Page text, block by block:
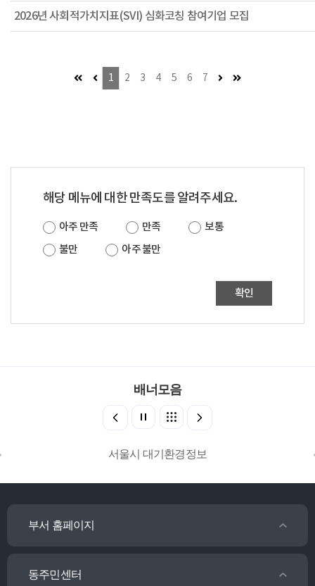
2026년 사회적가치지표(SVI) 심화코칭 참여기업 모집
첫 페이지 (이동불가)
이전 페이지 (이동불가)
1 2 3 4 5 6 7 다음 페이지 (이동불가)
마지막 페이지
해당 메뉴에 대한 만족도를 알려주세요.
아주 만족 만족
보통
불만
아주 불만
확인
배너모음
서울시 대기환경정보
부서 홈페이지
동주민센터